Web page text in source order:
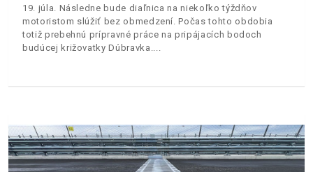
19. júla. Následne bude diaľnica na niekoľko týždňov
motoristom slúžiť bez obmedzení. Počas tohto obdobia
totiž prebehnú prípravné práce na pripájacích bodoch
budúcej križovatky Dúbravka.